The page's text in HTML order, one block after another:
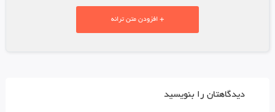
+ افزودن متن ترانه
دیدگاهتان را بنویسید